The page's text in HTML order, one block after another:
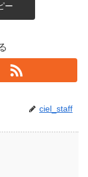
ー
ciel_staff